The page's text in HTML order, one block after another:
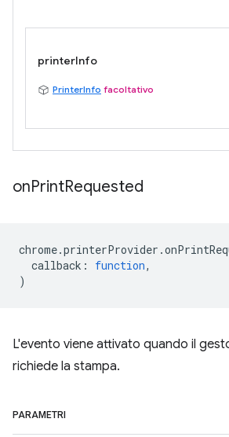
printerInfo
PrinterInfo facoltativo
onPrintRequested
chrome.printerProvider .
callback : function,
)
L'evento viene attivato quando il
richiede la stampa.
PARAMETRI